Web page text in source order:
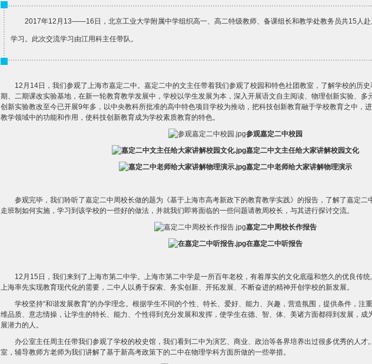
2017年12月13——16日，北京工业大学附属中学组织高一、高二特级教师、备课组长和教学处教务员共15人
学习。此次交流学习由江用科主任带队。
12月14日，我们参观了上海市嘉定二中。嘉定二中的文主任带着我们参观了校园和特色社团教室，了解学校的历
期、二期课改实验基地，在新一轮教育教学发展中，学校以学生发展为本，深入开展语文自主阅读、物理创新实验、多
创新实验教改至今已开展9年多，以中央教科所批准的高中特色项目学校为推动，把科技创新教育融于学校教育之中，
教学领域中的功能和作用，使科技创新教育成为学校素质教育的特色。
参观嘉定二中校园
嘉定二中文主任给大家讲解校园文化
嘉定二中老师给大家讲解物理演示
参观完毕，我们聆听了嘉定二中周校长做的题为《基于上海市高考新政下的教育教学实践》的报告，了解了嘉定二
走班制如何实施，学习到该学校的一些好的做法，并就我们即将面临的一些问题请教周校长，与其进行探讨交流。
嘉定二中周校长作报告
在嘉定二中听报告
12月15日，我们来到了上海市第二中学。上海市第二中学是一所百年老校，有着厚实的文化底蕴和悠久的优良传
上海率先实现教育现代化的需要，二中人以勇于探索、务实创新、开拓发展、不断奋进的精神开创学校的新发展。
学校坚持“和谐发展教育”的办学理念。根据学生不同的个性、特长、爱好、能力、兴趣，营造氛围，提供条件，注
维品质、意志情操，让学生的特长、能力、个性得到充分发展和发挥，使学生在德、智、体、美诸方面都得到发展，成
展潜力的人。
办公室主任周主任带我们参观了学校的校史馆，我们看到二中为演艺、商业、政治等各界培养出过很多优秀的人才
室，辅导教师方老师为我们讲解了基于新高考政策下的二中在物理学科方面所做的一些举措。